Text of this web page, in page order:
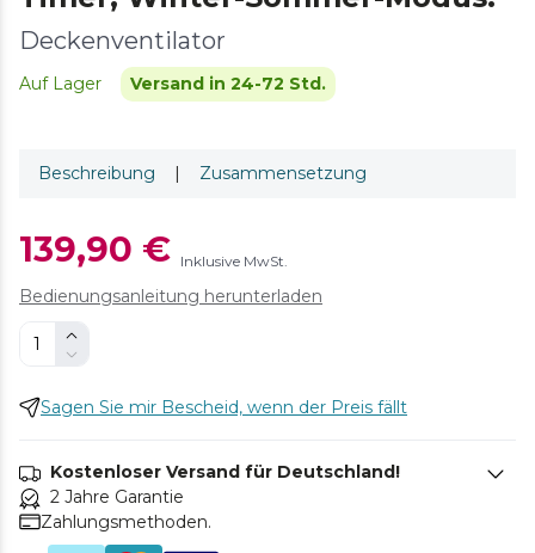
Deckenventilator
Auf Lager Versand in 24-72 Std.
Beschreibung | Zusammensetzung
139,90 € Inklusive MwSt.
Bedienungsanleitung herunterladen
Sagen Sie mir Bescheid, wenn der Preis fällt
Kostenloser Versand für Deutschland!
2 Jahre Garantie
Zahlungsmethoden.